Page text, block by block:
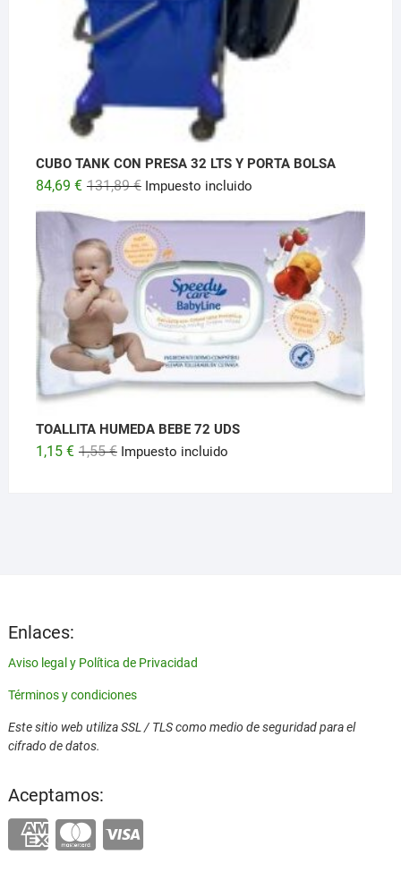
CUBO TANK CON PRESA 32 LTS Y PORTA BOLSA
131,89€ El
original
era:
131,89 €.
84,69 €
El
actual
es:
84,69 €.
Impuesto incluido
TOALLITA HUMEDA BEBE 72 UDS
1,55€ El
1,15 €
El
Impuesto incluido
Enlaces:
Aviso legal y Política de Privacidad
Términos y condiciones
Este sitio web utiliza SSL / TLS como medio de seguridad para el
cifrado de datos.
Aceptamos: